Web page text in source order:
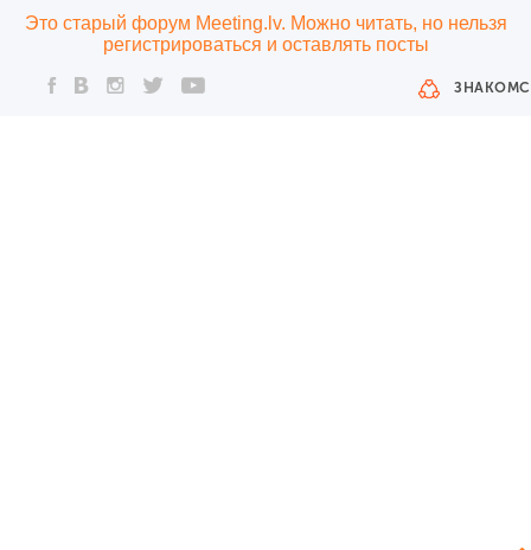
Это старый форум Meeting.lv. Можно читать, но нельзя
регистрироваться и оставлять посты